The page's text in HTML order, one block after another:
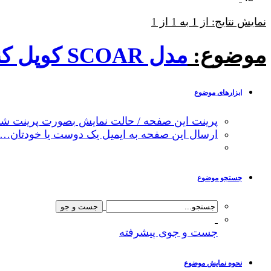
نمایش نتایج: از 1 به 1 از 1
موضوع: مدل SCOAR کوپل کننده WRF و ROMS و WW3
ابزارهای موضوع
پرینت این صفحه / حالت نمایش بصورت پرینت
ارسال این صفحه به ایمیل یک دوست یا خودتان…
جستجو موضوع
جست و جوی پیشرفته
نحوه نمایش موضوع